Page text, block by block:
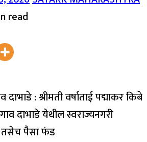
read
: श्रीमती वर्षाताई पद्माकर किबे
दाभाडे येथील स्वराज्यनगरी
तसेच पैसा फंड